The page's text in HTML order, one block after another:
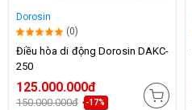
Dorosin
(0)
Điều hòa di động Dorosin DAKC-
250
125.000.000đ
150.000.000đ -17%